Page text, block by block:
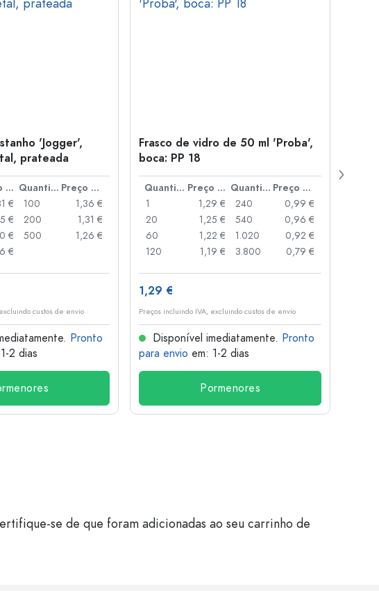
'Jogger',
prateada
Preço por peça Quantidade
Preço por peça
€
€
€
€
100
1,36 €
200
1,31 €
500
1,26 €
custos de envio
Pronto
2 dias
Frasco de vidro de 50 ml 'Proba',
boca: PP 18
Quantidade Preço por peça Quantidade
Preço por peça
1
1,29 €
20
1,25 €
60
1,22 €
120
1,19 €
240
0,99 €
540
0,96 €
1.020
0,92 €
3.800
0,79 €
1,29 €
Preços incluindo IVA, excluindo custos de envio
Disponível imediatamente. Pronto
para envio em: 1-2 dias
Pormenores
se de que foram adicionadas ao seu carrinho de